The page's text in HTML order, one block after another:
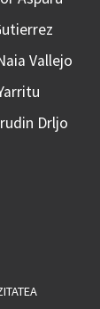
Vallejo
Drljo